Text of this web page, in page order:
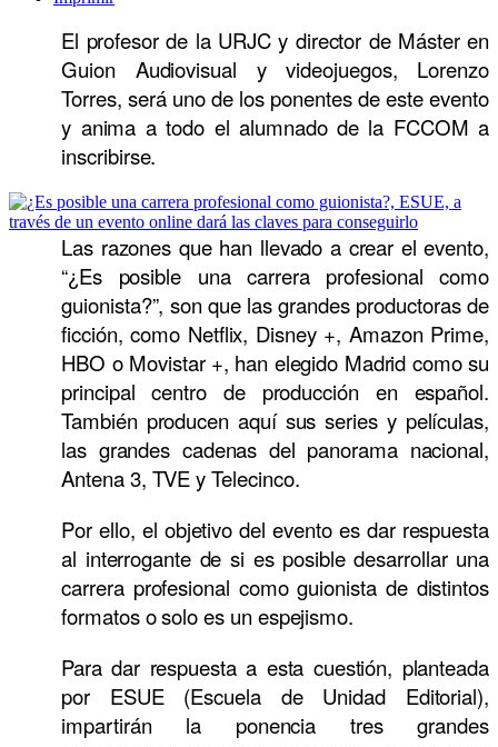
El profesor de la URJC y director de Máster en
Guion Audiovisual y videojuegos, Lorenzo
Torres, será uno de los ponentes de este evento
y anima a todo el alumnado de la FCCOM a
inscribirse.
Las razones que han llevado a crear el evento,
“¿Es posible una carrera profesional como
guionista?”, son que las grandes productoras de
ficción, como Netflix, Disney +, Amazon Prime,
HBO o Movistar +, han elegido Madrid como su
principal centro de producción en español.
También producen aquí sus series y películas,
las grandes cadenas del panorama nacional,
Antena 3, TVE y Telecinco.
Por ello, el objetivo del evento es dar respuesta
al interrogante de si es posible desarrollar una
carrera profesional como guionista de distintos
formatos o solo es un espejismo.
Para dar respuesta a esta cuestión, planteada
por ESUE (Escuela de Unidad Editorial),
impartirán la ponencia tres grandes